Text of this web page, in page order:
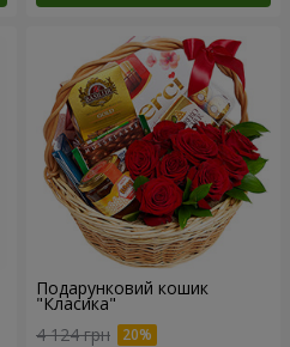
Подарунковий кошик
"Класика"
4 124 грн